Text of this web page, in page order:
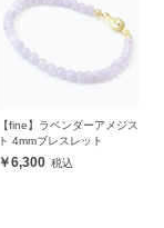
【fine】ラベンダーアメジス
ト 4mmブレスレット
6,300